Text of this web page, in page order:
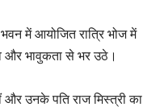
में आयोजित रात्रि भोज में
और भावुकता से भर उठे।
और उनके पति राज मिस्त्री का